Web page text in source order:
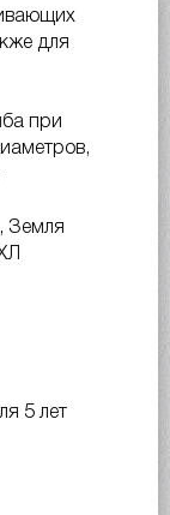
для
при
Земля
5 лет